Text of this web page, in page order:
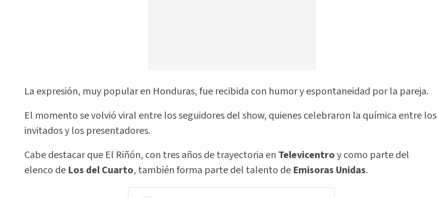
La expresión, muy popular en Honduras, fue recibida con humor y espontaneidad por la pareja.
El momento se volvió viral entre los seguidores del show, quienes celebraron la química entre los
invitados y los presentadores.
Cabe destacar que El Riñón, con tres años de trayectoria en Televicentroy como parte del
elenco de Los del Cuarto, también forma parte del talento de Emisoras Unidas.